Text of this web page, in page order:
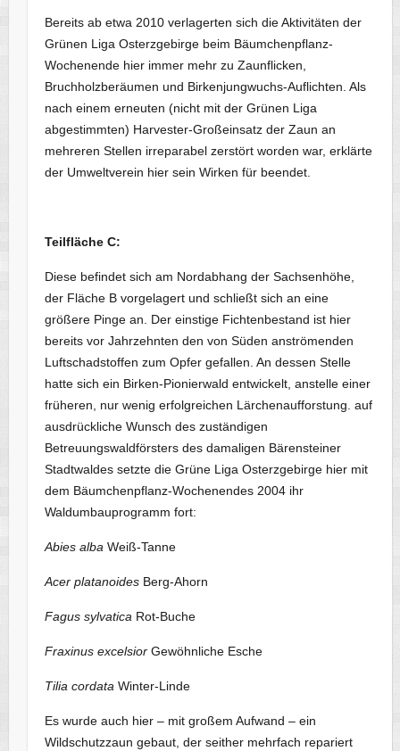
Bereits ab etwa 2010 verlagerten sich die Aktivitäten der
Grünen Liga Osterzgebirge beim Bäumchenpflanz-
Wochenende hier immer mehr zu Zaunflicken,
Bruchholzberäumen und Birkenjungwuchs-Auflichten. Als
nach einem erneuten (nicht mit der Grünen Liga
abgestimmten) Harvester-Großeinsatz der Zaun an
mehreren Stellen irreparabel zerstört worden war, erklärte
der Umweltverein hier sein Wirken für beendet.
Teilfläche C:
Diese befindet sich am Nordabhang der Sachsenhöhe,
der Fläche B vorgelagert und schließt sich an eine
größere Pinge an. Der einstige Fichtenbestand ist hier
bereits vor Jahrzehnten den von Süden anströmenden
Luftschadstoffen zum Opfer gefallen. An dessen Stelle
hatte sich ein Birken-Pionierwald entwickelt, anstelle einer
früheren, nur wenig erfolgreichen Lärchenaufforstung. auf
ausdrückliche Wunsch des zuständigen
Betreuungswaldförsters des damaligen Bärensteiner
Stadtwaldes setzte die Grüne Liga Osterzgebirge hier mit
dem Bäumchenpflanz-Wochenendes 2004 ihr
Waldumbauprogramm fort:
Abies alba Weiß-Tanne
Acer platanoides Berg-Ahorn
Fagus sylvatica Rot-Buche
Fraxinus excelsior Gewöhnliche Esche
Tilia cordata Winter-Linde
Es wurde auch hier – mit großem Aufwand – ein
Wildschutzzaun gebaut, der seither mehrfach repariert